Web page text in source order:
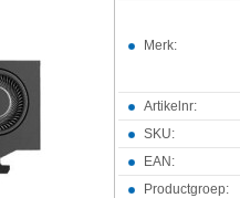
Merk:
Artikelnr:
SKU:
EAN:
Productgroep: